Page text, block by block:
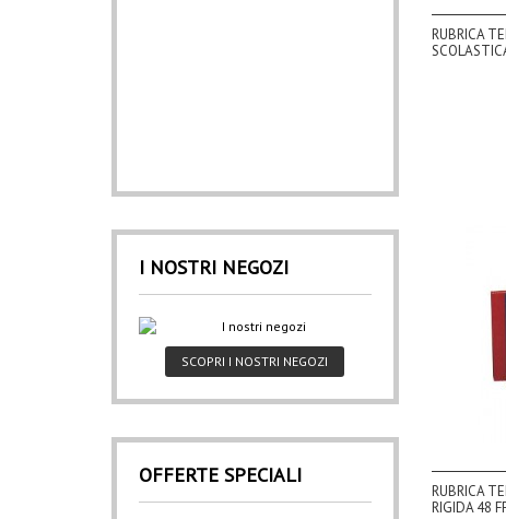
I NOSTRI NEGOZI
SCOPRI I NOSTRI NEGOZI
OFFERTE SPECIALI
RUBRICA
RUBRICA
RIGIDA 48